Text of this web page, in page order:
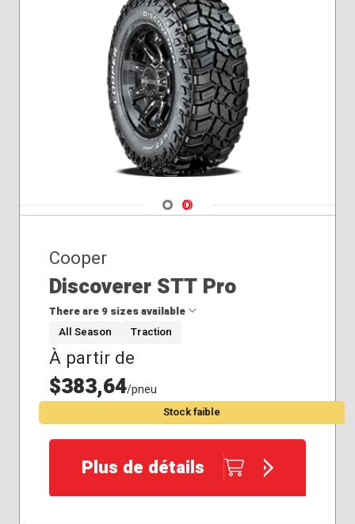
Navigate 1
Navigate 2
Cooper
Discoverer STT Pro
There are 9 sizes available
33x12.50R20
35x12.50R15
35x12.50R18
35x12.50R22
275/65R18
275/70R18
295/70R18
All Season Traction
À partir de
$383,64/pneu
Stock faible
Plus de détails